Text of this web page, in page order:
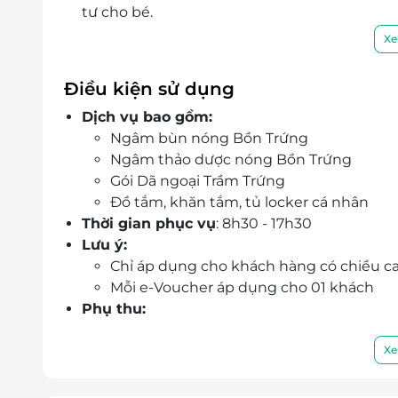
tư cho bé.
Không gian rộng lớn hơn 20ha, thiết kế
Trọn gói combo vui chơi – nghỉ dưỡng –
hợp gia đình có trẻ nhỏ.
Ưu đãi hấp dẫn khi đặt qua LifeLink – tiết
cần xếp hàng mua vé.
Điều kiện sử dụng
Dịch vụ bao gồm:
Ngâm bùn nóng Bồn Trứng
Ngâm thảo dược nóng Bồn Trứng
Gói Dã ngoại Trầm Trứng
Đồ tắm, khăn tắm, tủ locker cá nhân
Thời gian phục vụ: 8h30 - 17h30
Lưu ý:
Chỉ áp dụng cho khách hàng có chiều
Mỗi e-Voucher áp dụng cho 01 khách
Phụ thu:
01/5. Quốc Khánh 2/9 sẽ được thông